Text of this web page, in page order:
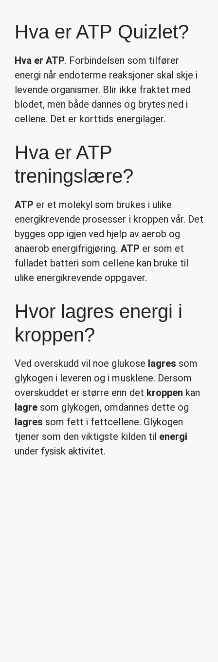
Hva er ATP Quizlet?
Hva er ATP. Forbindelsen som tilfører
energi når endoterme reaksjoner skal skje i
levende organismer. Blir ikke fraktet med
blodet, men både dannes og brytes ned i
cellene. Det er korttids energilager.
Hva er ATP
treningslære?
ATP er et molekyl som brukes i ulike
energikrevende prosesser i kroppen vår. Det
bygges opp igjen ved hjelp av aerob og
anaerob energifrigjøring. ATP er som et
fulladet batteri som cellene kan bruke til
ulike energikrevende oppgaver.
Hvor lagres energi i
kroppen?
Ved overskudd vil noe glukose lagres som
glykogen i leveren og i musklene. Dersom
overskuddet er større enn det kroppen kan
lagre som glykogen, omdannes dette og
lagres som fett i fettcellene. Glykogen
tjener som den viktigste kilden til energi
under fysisk aktivitet.